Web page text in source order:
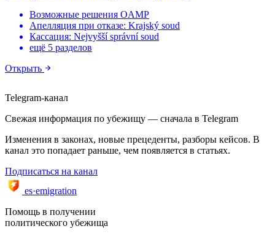
Возможные решения OAMP
Апелляция при отказе: Krajský soud
Кассация: Nejvyšší správní soud
ещё 5 разделов
Открыть
Telegram-канал
Свежая информация по убежищу — сначала в Telegram
Изменения в законах, новые прецеденты, разборы кейсов. В
канал это попадает раньше, чем появляется в статьях.
Подписаться на канал
es·emigration
Помощь в получении
политического убежища